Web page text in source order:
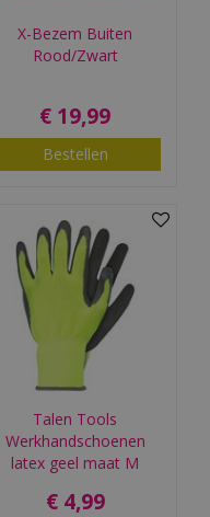
X-Bezem Buiten
Rood/Zwart
€ 19,99
Bestellen
Talen Tools
Werkhandschoenen
latex geel maat M
€ 4,99